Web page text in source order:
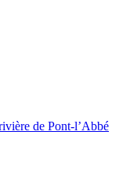
de Pont-l’Abbé